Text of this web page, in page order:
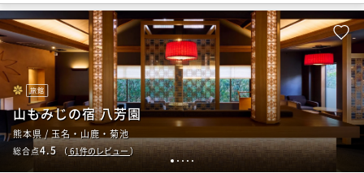
1 2 3 4 5
旅館
山もみじの宿 八芳園
熊本県 / 玉名・山鹿・菊池
総合点4.5（61件のレビュー）